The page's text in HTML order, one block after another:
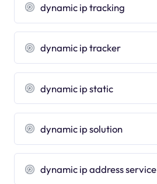
dynamic ip tracking
dynamic ip tracker
dynamic ip static
dynamic ip solution
dynamic ip address service